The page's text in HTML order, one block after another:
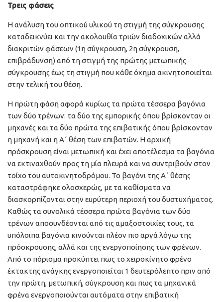
Τρεις φάσεις
Η ανάλυση του οπτικού υλικού τη στιγμή της σύγκρουσης
καταδεικνύει και την ακολουθία τριών διαδοχικών αλλά
διακριτών φάσεων (1η σύγκρουση, 2η σύγκρουση,
επιβράδυνση) από τη στιγμή της πρώτης μετωπικής
σύγκρουσης έως τη στιγμή που κάθε όχημα ακινητοποιείται
στην τελική του θέση.
Η πρώτη φάση αφορά κυρίως τα πρώτα τέσσερα βαγόνια
των δύο τρένων: τα δύο της εμπορικής όπου βρίσκονταν οι
μηχανές και τα δύο πρώτα της επιβατικής όπου βρίσκονταν
η μηχανή και η Α΄ θέση των επιβατών. Η αρχική
πρόσκρουση είναι μετωπική και έχει αποτέλεσμα τα βαγόνια
να εκτιναχθούν προς τη μία πλευρά και να συντριβούν στον
τοίχο του αυτοκινητοδρόμου. Το βαγόνι της Α΄ θέσης
καταστράφηκε ολοσχερώς, με τα καθίσματα να
διασκορπίζονται στην ευρύτερη περιοχή του δυστυχήματος.
Καθώς τα συνολικά τέσσερα πρώτα βαγόνια των δύο
τρένων αποσυνδέονται από τις αμαξοστοιχίες τους, τα
υπόλοιπα βαγόνια κινούνται πλέον πιο αργά λόγω της
πρόσκρουσης, αλλά και της ενεργοποίησης των φρένων.
Από το πόρισμα προκύπτει πως το χειροκίνητο φρένο
έκτακτης ανάγκης ενεργοποιείται 1 δευτερόλεπτο πριν από
την πρώτη, μετωπική, σύγκρουση και πως τα μηχανικά
φρένα ενεργοποιούνται αυτόματα στην επιβατική